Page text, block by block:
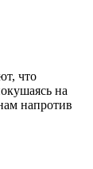
что
на
напротив